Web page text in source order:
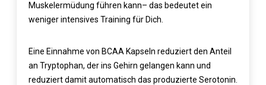
Muskelermüdung führen kann– das bedeutet ein
weniger intensives Training für Dich.
Eine Einnahme von BCAA Kapseln reduziert den Anteil
an Tryptophan, der ins Gehirn gelangen kann und
reduziert damit automatisch das produzierte Serotonin.